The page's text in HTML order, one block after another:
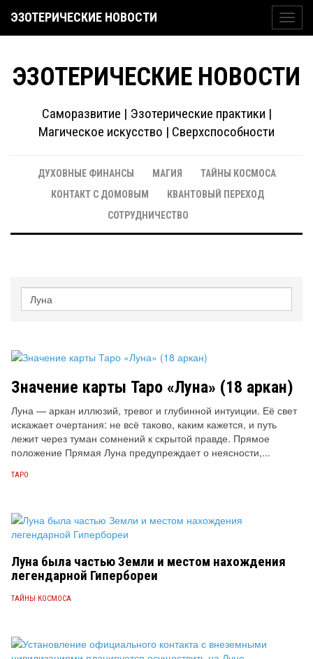
ЭЗОТЕРИЧЕСКИЕ НОВОСТИ
ЭЗОТЕРИЧЕСКИЕ НОВОСТИ
Саморазвитие | Эзотерические практики |
Магическое искусство | Сверхспособности
ДУХОВНЫЕ ФИНАНСЫ МАГИЯ
ТАЙНЫ КОСМОСА
КОНТАКТ С ДОМОВЫМ
КВАНТОВЫЙ ПЕРЕХОД
СОТРУДНИЧЕСТВО
Значение карты Таро «Луна» (18 аркан)
Луна — аркан иллюзий, тревог и глубинной интуиции. Её свет
искажает очертания: не всё таково, каким кажется, и путь
лежит через туман сомнений к скрытой правде. Прямое
положение Прямая Луна предупреждает о неясности,...
ТАРО
Луна была частью Земли и местом нахождения
легендарной Гипербореи
ТАЙНЫ КОСМОСА